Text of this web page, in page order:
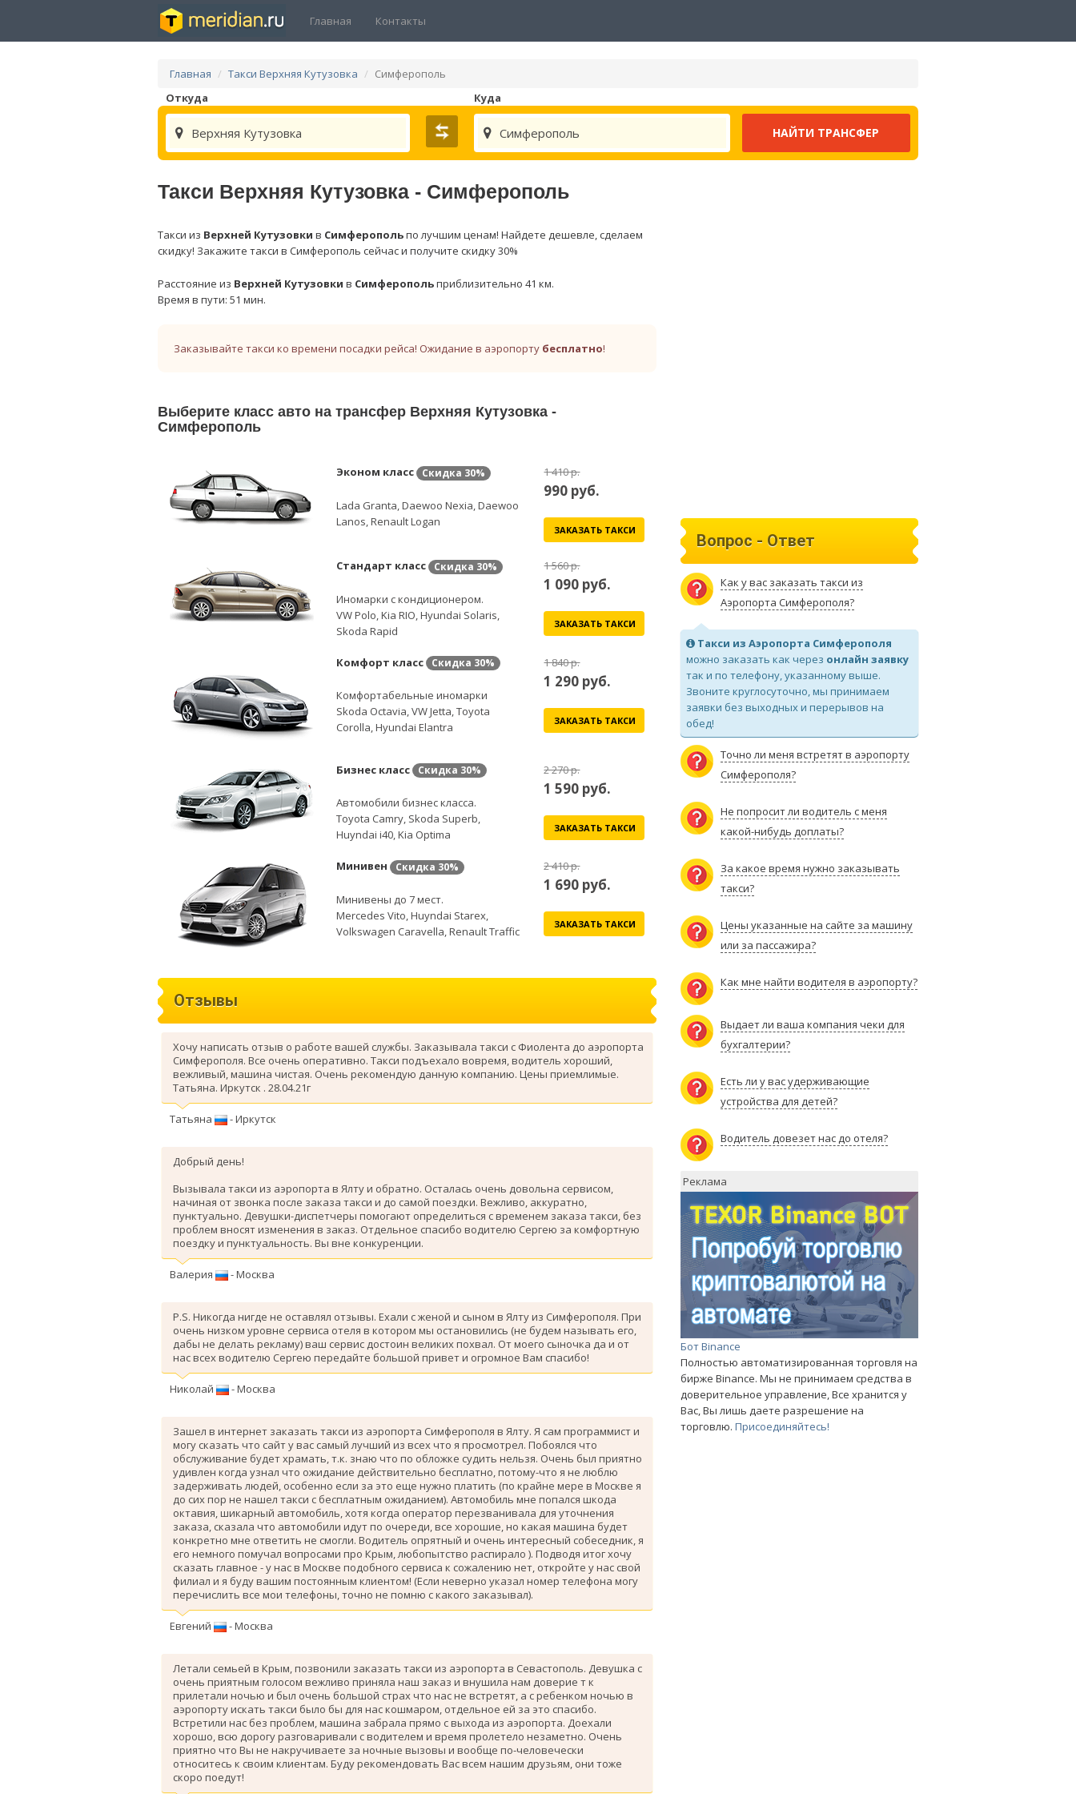
Главная Контакты
Главная Такси Верхняя Кутузовка
Симферополь
Откуда
Верхняя Кутузовка
Куда
Симферополь
Такси Верхняя Кутузовка - Симферополь
Такси из Верхней Кутузовки в Симферопольпо лучшим ценам! Найдете дешевле, сделаем
скидку! Закажите такси в Симферополь сейчас и получите скидку 30%
Расстояние из Верхней Кутузовки в Симферопольприблизительно 41 км.
Время в пути: 51 мин.
Заказывайте такси ко времени посадки рейса! Ожидание в аэропорту бесплатно!
Выберите класс авто на трансфер Верхняя Кутузовка -
Симферополь
Эконом класс Скидка 30%
Lada Granta, Daewoo Nexia, Daewoo
Lanos, Renault Logan
1 410 р.
990 руб.
ЗАКАЗАТЬ ТАКСИ
Стандарт класс Скидка 30%
Иномарки с кондиционером.
VW Polo, Kia RIO, Hyundai Solaris,
Skoda Rapid
1 560 р.
1 090 руб.
ЗАКАЗАТЬ ТАКСИ
Комфорт класс Скидка 30%
Комфортабельные иномарки
Skoda Octavia, VW Jetta, Toyota
Corolla, Hyundai Elantra
1 840 р.
1 290 руб.
ЗАКАЗАТЬ ТАКСИ
Бизнес класс Скидка 30%
Автомобили бизнес класса.
Toyota Camry, Skoda Superb,
Huyndai i40, Kia Optima
2 270 р.
1 590 руб.
ЗАКАЗАТЬ ТАКСИ
Минивен Скидка 30%
Минивены до 7 мест.
Mercedes Vito, Huyndai Starex,
Volkswagen Caravella, Renault Traffic
2 410 р.
1 690 руб.
ЗАКАЗАТЬ ТАКСИ
Отзывы
Хочу написать отзыв о работе вашей службы. Заказывала такси с Фиолента до аэропорта
Симферополя. Все очень оперативно. Такси подъехало вовремя, водитель хороший,
вежливый, машина чистая. Очень рекомендую данную компанию. Цены приемлимые.
Татьяна. Иркутск . 28.04.21г
Татьяна - Иркутск
Добрый день!
Вызывала такси из аэропорта в Ялту и обратно. Осталась очень довольна сервисом,
начиная от звонка после заказа такси и до самой поездки. Вежливо, аккуратно,
пунктуально. Девушки-диспетчеры помогают определиться с временем заказа такси, без
проблем вносят изменения в заказ. Отдельное спасибо водителю Сергею за комфортную
поездку и пунктуальность. Вы вне конкуренции.
Валерия - Москва
P.S. Никогда нигде не оставлял отзывы. Ехали с женой и сыном в Ялту из Симферополя. При
очень низком уровне сервиса отеля в котором мы остановились (не будем называть его,
дабы не делать рекламу) ваш сервис достоин великих похвал. От моего сыночка да и от
нас всех водителю Сергею передайте большой привет и огромное Вам спасибо!
Николай - Москва
Зашел в интернет заказать такси из аэропорта Симферополя в Ялту. Я сам программист и
могу сказать что сайт у вас самый лучший из всех что я просмотрел. Побоялся что
обслуживание будет храмать, т.к. знаю что по обложке судить нельзя. Очень был приятно
удивлен когда узнал что ожидание действительно бесплатно, потому-что я не люблю
задерживать людей, особенно если за это еще нужно платить (по крайне мере в Москве я
до сих пор не нашел такси с бесплатным ожиданием). Автомобиль мне попался шкода
октавия, шикарный автомобиль, хотя когда оператор перезванивала для уточнения
заказа, сказала что автомобили идут по очереди, все хорошие, но какая машина будет
конкретно мне ответить не смогли. Водитель опрятный и очень интересный собеседник, я
его немного помучал вопросами про Крым, любопытство распирало ). Подводя итог хочу
сказать главное - у нас в Москве подобного сервиса к сожалению нет, откройте у нас свой
филиал и я буду вашим постоянным клиентом! (Если неверно указал номер телефона могу
перечислить все мои телефоны, точно не помню с какого заказывал).
Евгений - Москва
Летали семьей в Крым, позвонили заказать такси из аэропорта в Севастополь. Девушка с
очень приятным голосом вежливо приняла наш заказ и внушила нам доверие т к
прилетали ночью и был очень большой страх что нас не встретят, а с ребенком ночью в
аэропорту искать такси было бы для нас кошмаром, отдельное ей за это спасибо.
Вcтретили нас без проблем, машина забрала прямо с выхода из аэропорта. Доехали
хорошо, всю дорогу разговаривали с водителем и время пролетело незаметно. Очень
приятно что Вы не накручиваете за ночные вызовы и вообще по-человечески
относитесь к своим клиентам. Буду рекомендовать Вас всем нашим друзьям, они тоже
скоро поедут!
Вопрос - Ответ
Как у вас заказать такси из
Аэропорта Симферополя?
Такси из Аэропорта Симферополя
можно заказать как через онлайн заявку
так и по телефону, указанному выше.
Звоните круглосуточно, мы принимаем
заявки без выходных и перерывов на
обед!
Точно ли меня встретят в аэропорту
Симферополя?
Не попросит ли водитель с меня
какой-нибудь доплаты?
За какое время нужно заказывать
такси?
Цены указанные на сайте за машину
или за пассажира?
Как мне найти водителя в аэропорту?
Выдает ли ваша компания чеки для
бухгалтерии?
Есть ли у вас удерживающие
устройства для детей?
Водитель довезет нас до отеля?
Реклама
Бот Binance
Полностью автоматизированная торговля на
бирже Binance. Мы не принимаем средства в
доверительное управление, Все хранится у
Вас, Вы лишь даете разрешение на
торговлю.Присоединяйтесь!